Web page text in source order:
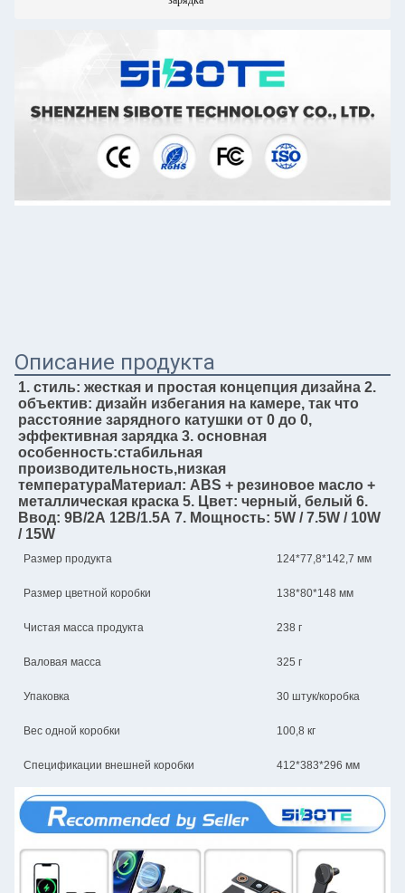
Описание продукта
1. стиль: жесткая и простая концепция дизайна 2.
объектив: дизайн избегания на камере, так что
расстояние зарядного катушки от 0 до 0,
эффективная зарядка 3. основная
особенность:стабильная
производительность,низкая
температураМатериал: ABS + резиновое масло +
металлическая краска 5. Цвет: черный, белый 6.
Ввод: 9В/2А 12В/1.5А 7. Мощность: 5W / 7.5W / 10W
/ 15W
Размер продукта 124*77,8*142,7 мм
Размер цветной коробки 138*80*148 мм
Чистая масса продукта 238 г
Валовая масса 325 г
Упаковка 30 штук/коробка
Вес одной коробки 100,8 кг
Спецификации внешней коробки 412*383*296 мм